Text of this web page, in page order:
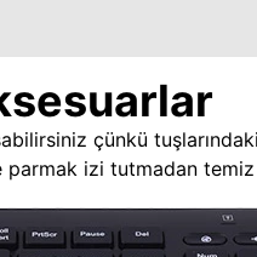
çünkü
izi tutmadan temiz